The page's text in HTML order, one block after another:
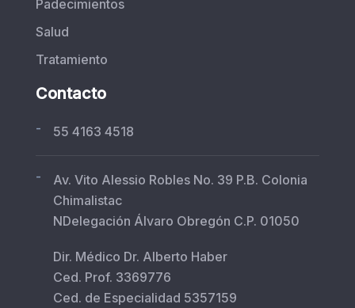
Padecimientos
Salud
Tratamiento
Contacto
- 55 4163 4518
-
Av. Vito Alessio Robles No. 39 P.B. Colonia
Chimalistac
NDelegación Álvaro Obregón C.P. 01050
Dir. Médico Dr. Alberto Haber
Ced. Prof. 3369776
Ced. de Especialidad 5357159